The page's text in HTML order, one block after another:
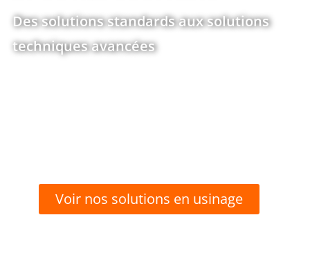
Des solutions standards aux solutions
techniques avancées
Voir nos solutions en usinage